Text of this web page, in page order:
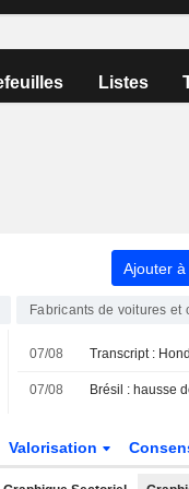
Listes
Ajouter
Fabricants de voitures et
07/08
07/08
Valorisation